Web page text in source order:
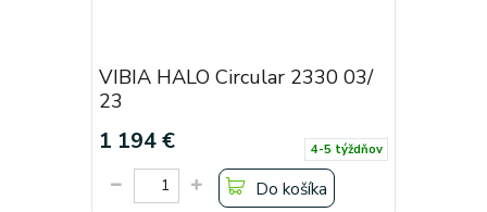
VIBIA HALO Circular 2330 03/
23
1 194 € 4-5 týždňov
Do košíka